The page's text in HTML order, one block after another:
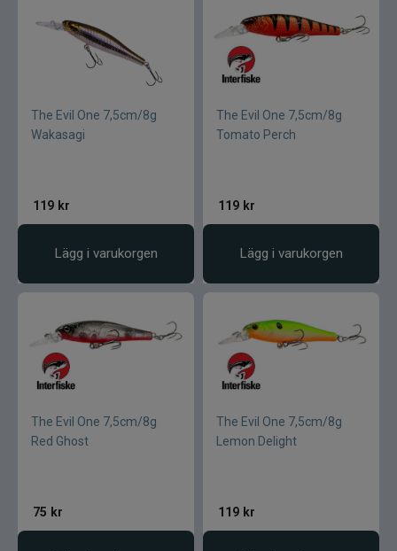
The Evil One 7,5cm/8g
Wakasagi
119 kr
Lägg i varukorgen
The Evil One 7,5cm/8g
Tomato Perch
119 kr
Lägg i varukorgen
The Evil One 7,5cm/8g
Red Ghost
75 kr
The Evil One 7,5cm/8g
Lemon Delight
119 kr